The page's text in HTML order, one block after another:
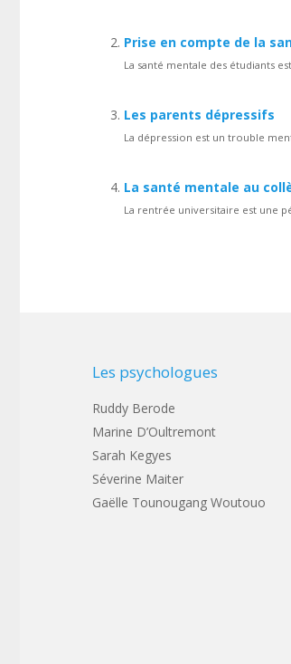
Prise en compte de la
La santé mentale des étudiants
Les parents dépressifs
La dépression est un trouble
La santé mentale au
La rentrée universitaire est une
Les psychologues
Ruddy Berode
Marine D’Oultremont
Sarah Kegyes
Séverine Maiter
Gaëlle Tounougang Woutouo